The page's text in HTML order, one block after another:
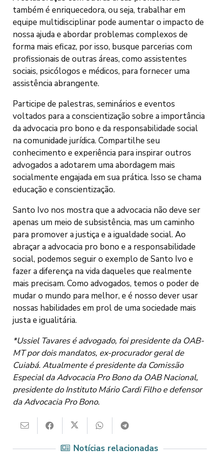
também é enriquecedora, ou seja, trabalhar em
equipe multidisciplinar pode aumentar o impacto de
nossa ajuda e abordar problemas complexos de
forma mais eficaz, por isso, busque parcerias com
profissionais de outras áreas, como assistentes
sociais, psicólogos e médicos, para fornecer uma
assistência abrangente.
Participe de palestras, seminários e eventos
voltados para a conscientização sobre a importância
da advocacia pro bono e da responsabilidade social
na comunidade jurídica. Compartilhe seu
conhecimento e experiência para inspirar outros
advogados a adotarem uma abordagem mais
socialmente engajada em sua prática. Isso se chama
educação e conscientização.
Santo Ivo nos mostra que a advocacia não deve ser
apenas um meio de subsistência, mas um caminho
para promover a justiça e a igualdade social. Ao
abraçar a advocacia pro bono e a responsabilidade
social, podemos seguir o exemplo de Santo Ivo e
fazer a diferença na vida daqueles que realmente
mais precisam. Como advogados, temos o poder de
mudar o mundo para melhor, e é nosso dever usar
nossas habilidades em prol de uma sociedade mais
justa e igualitária.
*Ussiel Tavares é advogado, foi presidente da OAB-
MT por dois mandatos, ex-procurador geral de
Cuiabá. Atualmente é presidente da Comissão
Especial da Advocacia Pro Bono da OAB Nacional,
presidente do Instituto Mário Cardi Filho e defensor
da Advocacia Pro Bono.
Notícias relacionadas